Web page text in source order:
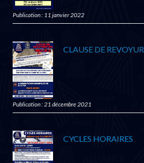
Publication : 11 janvier 2022
CLAUSE DE
Publication : 21 décembre 2021
CYCLES HORAIRES